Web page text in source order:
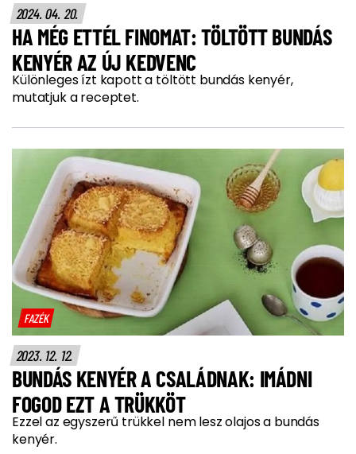
2024. 04. 20.
HA MÉG ETTÉL FINOMAT: TÖLTÖTT BUNDÁS
KENYÉR AZ ÚJ KEDVENC
Különleges ízt kapott a töltött bundás kenyér,
mutatjuk a receptet.
FAZÉK
2023. 12. 12.
BUNDÁS KENYÉR A CSALÁDNAK: IMÁDNI
FOGOD EZT A TRÜKKÖT
Ezzel az egyszerű trükkel nem lesz olajos a bundás
kenyér.